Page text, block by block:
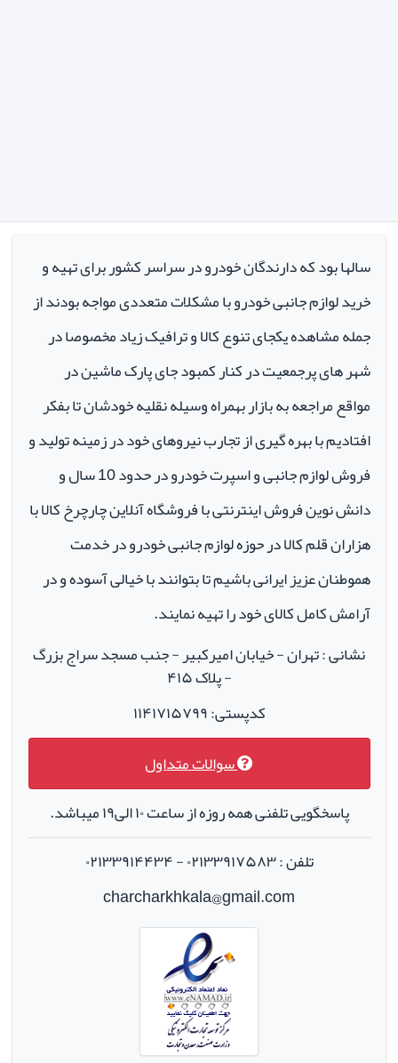
سالها بود که دارندگان خودرو در سراسر کشور برای تهیه و
خرید لوازم جانبی خودرو با مشکلات متعددی مواجه بودند از
جمله مشاهده یکجای تنوع کالا و ترافیک زیاد مخصوصا در
شهر های پرجمعیت در کنار کمبود جای پارک ماشین در
مواقع مراجعه به بازار بهمراه وسیله نقلیه خودشان تا بفکر
افتادیم با بهره گیری از تجارب نیروهای خود در زمینه تولید و
فروش لوازم جانبی و اسپرت خودرو در حدود 10 سال و
دانش نوین فروش اینترنتی با فروشگاه آنلاین چارچرخ کالا با
هزاران قلم کالا در حوزه لوازم جانبی خودرو در خدمت
هموطنان عزیز ایرانی باشیم تا بتوانند با خیالی آسوده و در
آرامش کامل کالای خود را تهیه نمایند.
نشانی : تهران - خیابان امیرکبیر - جنب مسجد سراج بزرگ
- پلاک ۴۱۵
کدپستی: ۱۱۴۱۷۱۵۷۹۹
سوالات متداول
پاسخگویی تلفنی همه روزه از ساعت ۱۰ الی۱۹ میباشد.
تلفن : ۰۲۱۳۳۹۱۷۵۸۳ - ۰۲۱۳۳۹۱۴۴۳۴
charcharkhkala@gmail.com